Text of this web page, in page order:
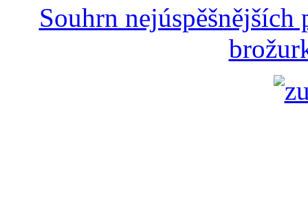
Souhrn